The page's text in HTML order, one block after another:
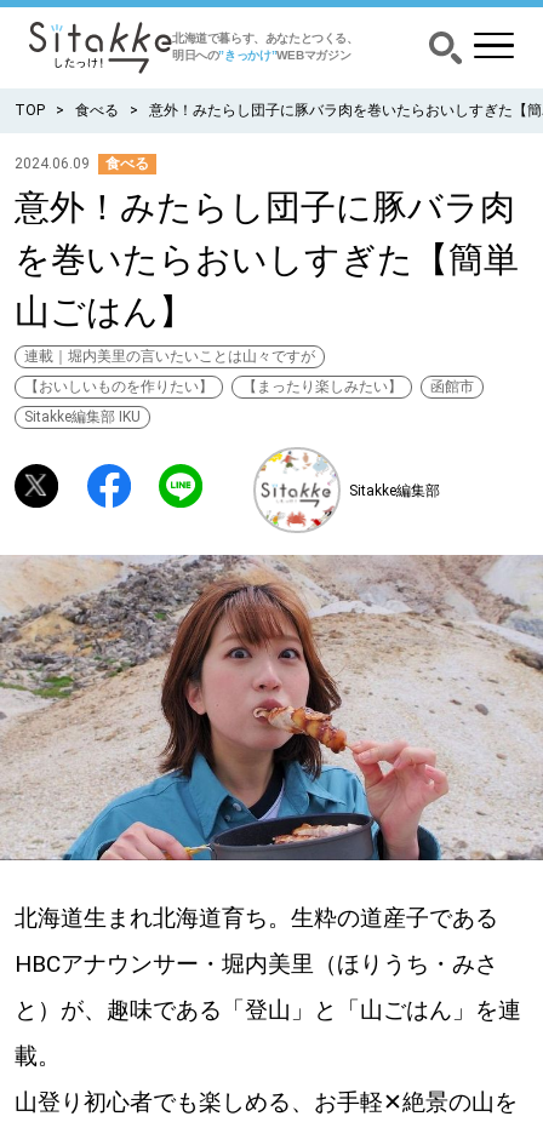
北海道で暮らす、あなたとつくる、
明日への”きっかけ”WEBマガジン
CATEGORY カテゴリー
食べる
出かける
暮らす
みがく
深める
ゆるむ
SitakkeTV
LOCAL ローカルエリア
道北
道南
TOP 食べる 意外！みたらし団子に豚バラ肉を巻いたらおいしすぎた【
2024.06.09 食べる
意外！みたらし団子に豚バラ肉
を巻いたらおいしすぎた【簡単
山ごはん】
連載｜堀内美里の言いたいことは山々ですが
【おいしいものを作りたい】
【まったり楽しみたい】
函館市
Sitakke編集部 IKU
Sitakke編集部
北海道生まれ北海道育ち。生粋の道産子である
HBCアナウンサー・堀内美里（ほりうち・みさ
と）が、趣味である「登山」と「山ごはん」を連
載。
山登り初心者でも楽しめる、お手軽✕絶景の山を